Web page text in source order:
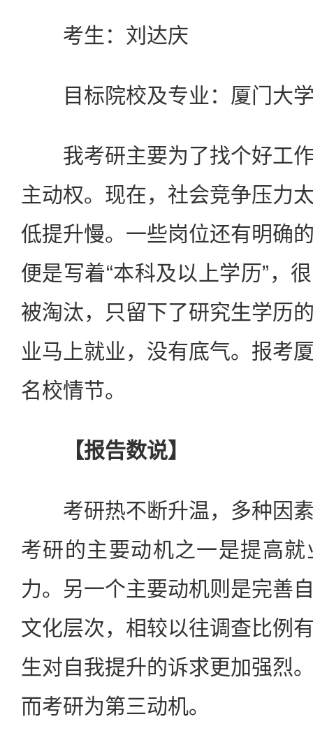
考生：刘达庆
目标院校及专业：厦门大学
我考研主要为了找个好工作
主动权。现在，社会竞争压力
低提升慢。一些岗位还有明确
便是写着“本科及以上学历”，
被淘汰，只留下了研究生学历
业马上就业，没有底气。报考
名校情节。
【报告数说】
考研热不断升温，多种因素
考研的主要动机之一是提高
力。另一个主要动机则是完善
文化层次，相较以往调查比例
生对自我提升的诉求更加强烈
而考研为第三动机。